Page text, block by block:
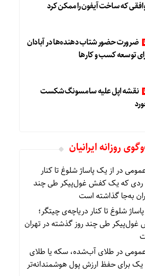
که ساخت آیفون را ممکن کرد
ضرورت حضور شتاب ‌دهنده‌ها در آبادان
توسعه کسب‌ و کارها
نقشه اپل علیه سامسونگ شکست
روزانه ایرانیان
در از یک پاساژ شلوغ تا کنار
ردی که یک کفش غول‌پیکر طی چند
به‌جا گذاشته است
شلوغ تا کنار دریاچه‌ی چیتگر؛
طی چند روز گذشته در تهران
در طلای آب‌شده، سکه یا طلای
برای حفظ ارزش پول هوشمندانه‌تر